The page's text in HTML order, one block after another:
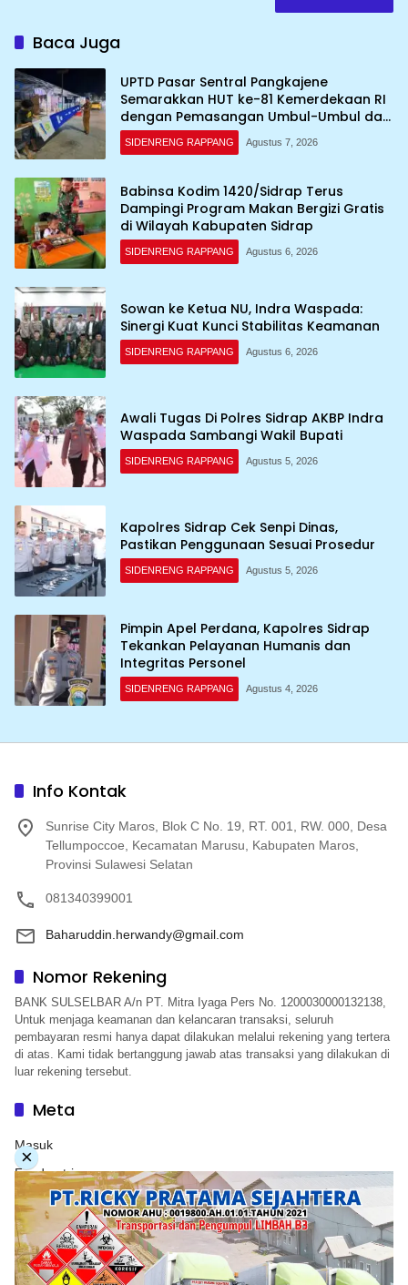
Baca Juga
UPTD Pasar Sentral Pangkajene
Semarakkan HUT ke-81 Kemerdekaan RI
dengan Pemasangan Umbul-Umbul dan
Dekorasi Merah Putih
SIDENRENG RAPPANG Agustus 7, 2026
Babinsa Kodim 1420/Sidrap Terus
Dampingi Program Makan Bergizi Gratis
di Wilayah Kabupaten Sidrap
SIDENRENG RAPPANG Agustus 6, 2026
Sowan ke Ketua NU, Indra Waspada:
Sinergi Kuat Kunci Stabilitas Keamanan
SIDENRENG RAPPANG Agustus 6, 2026
Awali Tugas Di Polres Sidrap AKBP Indra
Waspada Sambangi Wakil Bupati
SIDENRENG RAPPANG Agustus 5, 2026
Kapolres Sidrap Cek Senpi Dinas,
Pastikan Penggunaan Sesuai Prosedur
SIDENRENG RAPPANG Agustus 5, 2026
Pimpin Apel Perdana, Kapolres Sidrap
Tekankan Pelayanan Humanis dan
Integritas Personel
SIDENRENG RAPPANG Agustus 4, 2026
Info Kontak
Sunrise City Maros, Blok C No. 19, RT. 001, RW. 000, Desa
Tellumpoccoe, Kecamatan Marusu, Kabupaten Maros,
Provinsi Sulawesi Selatan
081340399001
Baharuddin.herwandy@gmail.com
Nomor Rekening
BANK SULSELBAR A/n PT. Mitra Iyaga Pers No. 1200030000132138,
Untuk menjaga keamanan dan kelancaran transaksi, seluruh
pembayaran resmi hanya dapat dilakukan melalui rekening yang tertera
di atas. Kami tidak bertanggung jawab atas transaksi yang dilakukan di
luar rekening tersebut.
Meta
Masuk
Feed entri
Feed komentar
WordPress.org
×